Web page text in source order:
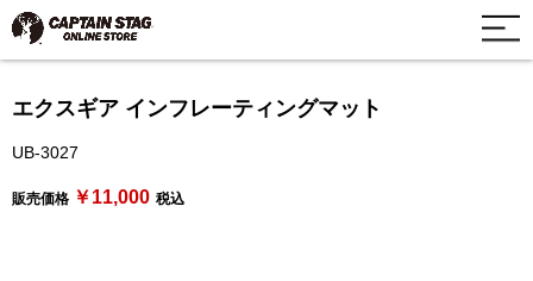
エクスギア インフレーティングマット
UB-3027
販売価格 ￥11,000 税込